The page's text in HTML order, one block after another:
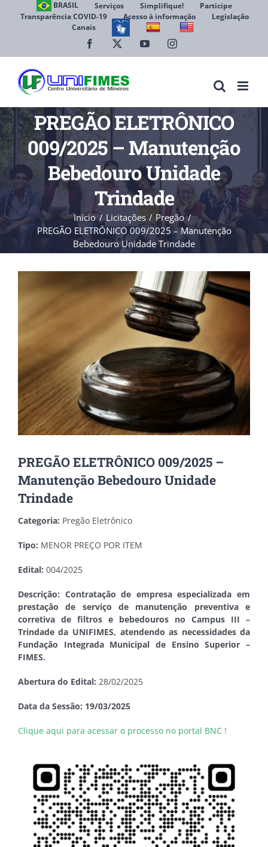
BRASIL Serviços Simplifique!
Participe
Transparência COVID-19
Acesso à informação
Legislação
Canais
Facebook YouTubeInstagram
PREGÃO ELETRÔNICO
009/2025 – Manutenção
Bebedouro Unidade
Trindade
Início Licitações
Pregão
PREGÃO ELETRÔNICO 009/2025 – Manutenção
Bebedouro Unidade Trindade
Larger
Image
PREGÃO ELETRÔNICO 009/2025 –
Manutenção Bebedouro Unidade
Trindade
Categoria: Pregão Eletrônico
Tipo: MENOR PREÇO POR ITEM
Edital: 004/2025
Descrição: Contratação de empresa especializada em
prestação de serviço de manutenção preventiva e
corretiva de filtros e bebedouros no Campus III –
Trindade da UNIFIMES, atendendo as necessidades da
Fundação Integrada Municipal de Ensino Superior –
FIMES.
Abertura do Edital: 28/02/2025
Data da Sessão: 19/03/2025
Clique aqui para acessar o processo no portal BNC !